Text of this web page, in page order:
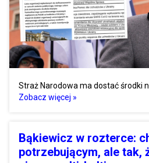
Straż Narodowa ma dostać środki
Zobacz więcej »
Bąkiewicz w rozterce:
potrzebującym, ale tak,